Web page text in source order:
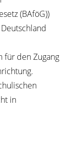
(BAföG))
für den Zugang
in